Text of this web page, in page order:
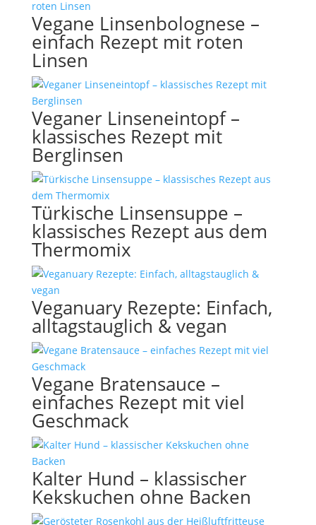
Vegane Linsenbolognese –
einfach Rezept mit roten
Linsen
Veganer Linseneintopf –
klassisches Rezept mit
Berglinsen
Türkische Linsensuppe –
klassisches Rezept aus dem
Thermomix
Veganuary Rezepte: Einfach,
alltagstauglich & vegan
Vegane Bratensauce –
einfaches Rezept mit viel
Geschmack
Kalter Hund – klassischer
Kekskuchen ohne Backen